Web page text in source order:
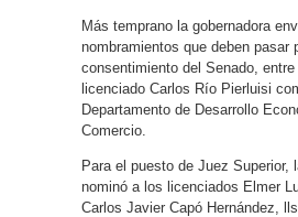
Más temprano la gobernadora
nombramientos que deben pasar
consentimiento del Senado, entre
licenciado Carlos Río Pierluisi
Departamento de Desarrollo
Comercio.
Para el puesto de Juez Superior,
nominó a los licenciados Elmer
Carlos Javier Capó Hernández,